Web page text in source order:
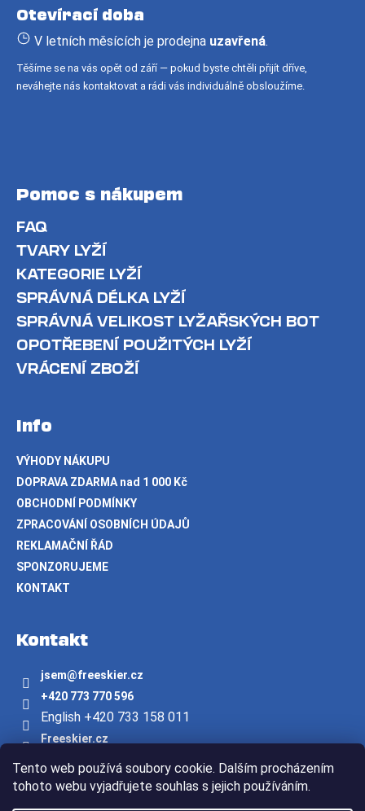
Tento web používá soubory cookie. Dalším procházením
tohoto webu vyjadřujete souhlas s jejich používáním.
Otevírací doba
V letních měsících je prodejna uzavřená.
Těšíme se na vás opět od září — pokud byste chtěli přijít dříve,
neváhejte nás kontaktovat a rádi vás individuálně obsloužíme.
Pomoc s nákupem
FAQ
TVARY LYŽÍ
KATEGORIE LYŽÍ
SPRÁVNÁ DÉLKA LYŽÍ
SPRÁVNÁ VELIKOST LYŽAŘSKÝCH BOT
OPOTŘEBENÍ POUŽITÝCH LYŽÍ
VRÁCENÍ ZBOŽÍ
Info
VÝHODY NÁKUPU
DOPRAVA ZDARMA nad 1 000 Kč
OBCHODNÍ PODMÍNKY
ZPRACOVÁNÍ OSOBNÍCH ÚDAJŮ
REKLAMAČNÍ ŘÁD
SPONZORUJEME
KONTAKT
Kontakt
jsem@freeskier.cz
+420 773 770 596
English +420 733 158 011
Freeskier.cz
freeskier.cz
Youtube/freeskier.cz